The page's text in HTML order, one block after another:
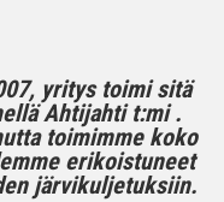
yritys toimi sitä
Ahtijahti t:mi .
toimimme koko
erikoistuneet
järvikuljetuksiin.